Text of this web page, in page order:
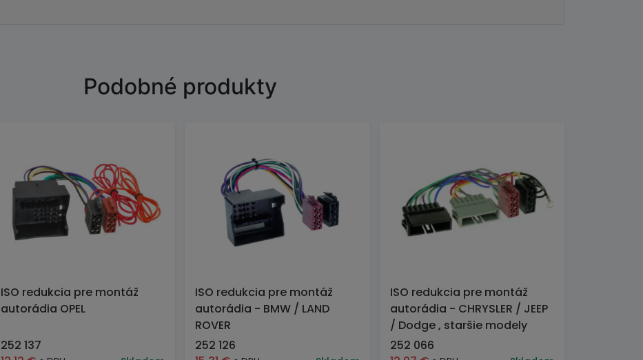
Podobné produkty
ISO redukcia pre montáž
autorádia OPEL
252 137
ISO redukcia pre montáž
autorádia - BMW / LAND
ROVER
252 126
ISO redukcia pre montáž
autorádia - CHRYSLER / JEEP
/ Dodge , staršie modely
252 066